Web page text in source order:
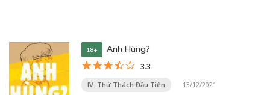
18+ Anh Hùng?
3.3
IV. Thử Thách Đầu Tiên 13/12/2021